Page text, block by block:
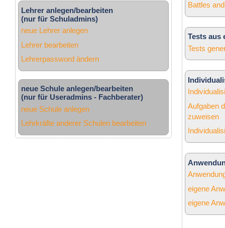
Lehrer anlegen/bearbeiten
(nur für Schuladmins)
neue Lehrer anlegen
Lehrer bearbeiten
Lehrerpassword ändern
neue Schule anlegen/bearbeiten
(nur für Useradmins - Fachberater)
neue Schule anlegen
Lehrkräfte anderer Schulen bearbeiten
Battles
Tests aus
Tests
Aufgaben
zuweisen
eigene
eigene